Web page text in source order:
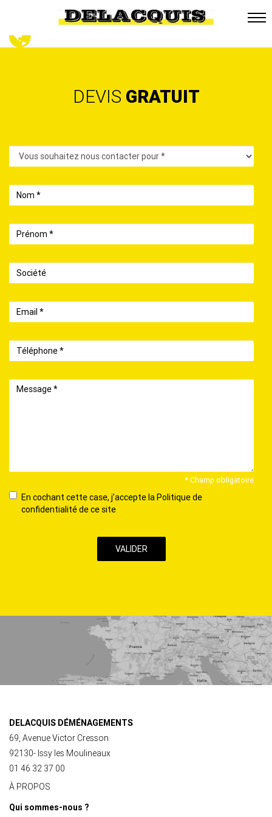
DEVIS GRATUIT
Contact
Nom
Prénom
Société
Email
Téléphone
Message
* Champ obligatoire
En
cochant
ce
En cochant cette case, j’accepte la Politique de
confidentialité de ce site
DELACQUIS DÉMÉNAGEMENTS
69, Avenue Victor Cresson
92130- Issy les Moulineaux
01 46 32 37 00
À PROPOS
Qui sommes-nous ?